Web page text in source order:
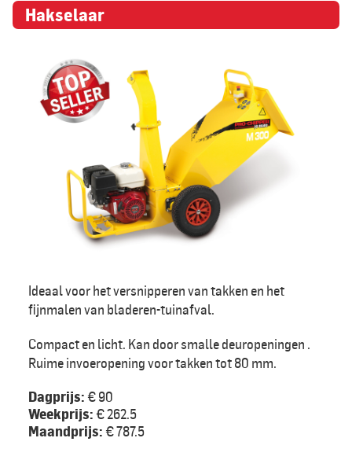
Hakselaar
Ideaal voor het versnipperen van takken en het
fijnmalen van bladeren-tuinafval.
Compact en licht. Kan door smalle deuropeningen .
Ruime invoeropening voor takken tot 80 mm.
Dagprijs: € 90
Weekprijs: € 262.5
Maandprijs: € 787.5